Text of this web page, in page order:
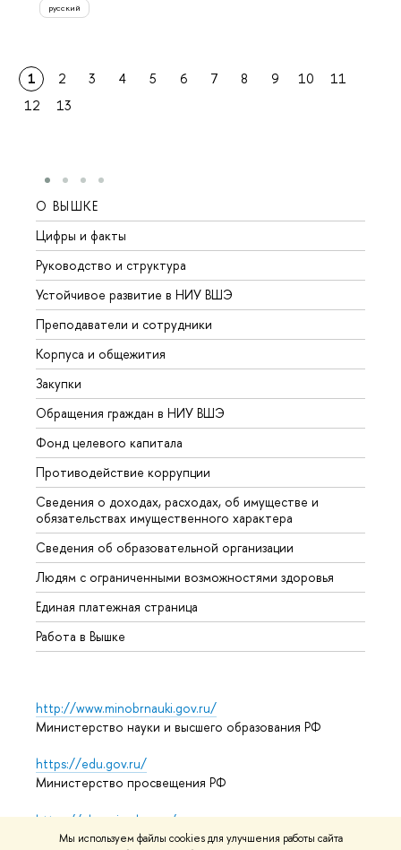
Мы используем файлы cookies для улучшения работы сайта
русский
1 2 3 4 5 6 7 8 9 10
11
12
13
О ВЫШКЕ
Цифры и факты
Руководство и структура
Устойчивое развитие в НИУ ВШЭ
Преподаватели и сотрудники
Корпуса и общежития
Закупки
Обращения граждан в НИУ ВШЭ
Фонд целевого капитала
Противодействие коррупции
Сведения о доходах, расходах, об имуществе и
обязательствах имущественного характера
Сведения об образовательной организации
Людям с ограниченными возможностями здоровья
Единая платежная страница
Работа в Вышке
http://www.minobrnauki.gov.ru/
Министерство науки и высшего образования РФ
https://edu.gov.ru/
Министерство просвещения РФ
https://elearning.hse.ru/mooc
Массовые открытые онлайн-курсы